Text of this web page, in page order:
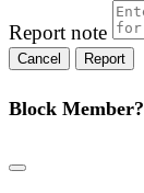
Report note
Report
Block Member?